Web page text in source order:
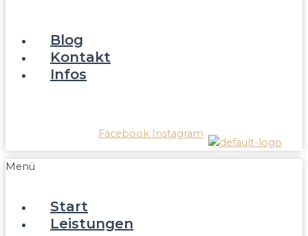
Blog
Kontakt
Infos
Facebook Instagram
Menü
Start
Leistungen